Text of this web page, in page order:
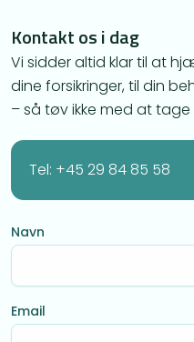
Kontakt os i dag
Vi sidder altid klar til at
dine forsikringer, til din
– så tøv ikke med at tage
Tel: +45 29 84 85 58
Navn
Email